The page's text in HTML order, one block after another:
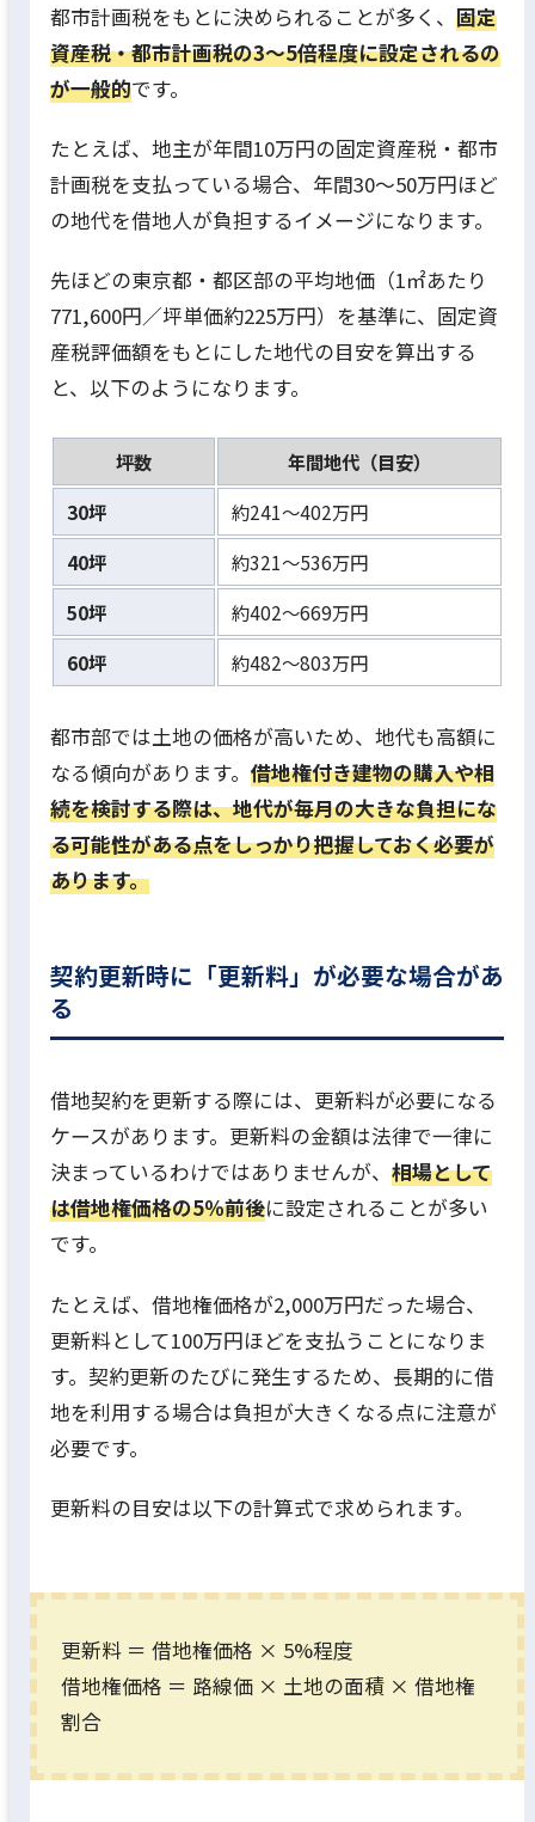
都市計画税をもとに決められることが多く、 固定
資産税・都市計画税の3〜5倍程度に設定されるの
が一般的です。
たとえば、地主が年間10万円の固定資産税・都市
計画税を支払っている場合、年間30〜50万円ほど
の地代を借地人が負担するイメージになります。
先ほどの東京都・都区部の平均地価（1㎡あたり
771,600円／坪単価約225万円）を基準に、固定資
産税評価額をもとにした地代の目安を算出する
と、以下のようになります。
坪数
年間地代（目安）
30坪
約241〜402万円
40坪
約321〜536万円
50坪
約402〜669万円
60坪
約482〜803万円
都市部では土地の価格が高いため、地代も高額に
なる傾向があります。 借地権付き建物の購入や相
続を検討する際は、地代が毎月の大きな負担にな
る可能性がある点をしっかり把握しておく必要が
あります。
契約更新時に「更新料」が必要な場合があ
る
借地契約を更新する際には、更新料が必要になる
ケースがあります。更新料の金額は法律で一律に
決まっているわけではありませんが、 相場として
は借地権価格の5％前後に設定されることが多い
です。
たとえば、借地権価格が2,000万円だった場合、
更新料として100万円ほどを支払うことになりま
す。契約更新のたびに発生するため、長期的に借
地を利用する場合は負担が大きくなる点に注意が
必要です。
更新料の目安は以下の計算式で求められます。
更新料 ＝ 借地権価格 × 5%程度
借地権価格 ＝ 路線価 × 土地の面積 × 借地権
割合